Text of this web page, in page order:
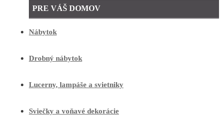
PRE VÁŠ DOMOV
Nábytok
Drobný nábytok
Lucerny, lampáše a svietniky
Sviečky a voňavé dekorácie